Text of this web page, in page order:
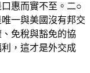
惠而實不至。二○
一與美國沒有邦交
免稅與豁免的協
，這才是外交成